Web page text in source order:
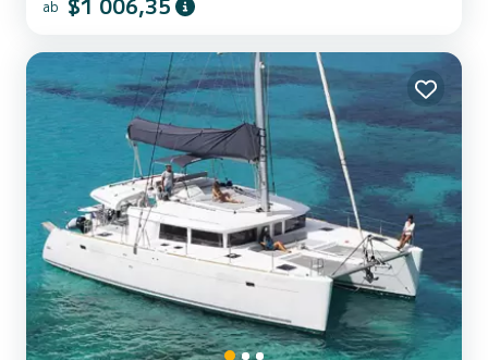
verfügt über 6 Kabinen mit allem Komfort und einer Kapazität von
dem Wasser rund um Santa Eulària des Riu zu verbringen....
ab